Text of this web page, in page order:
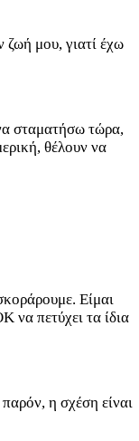
μου, γιατί έχω
σταματήσω τώρα,
θέλουν να
Είμαι
να πετύχει τα ίδια
η σχέση είναι